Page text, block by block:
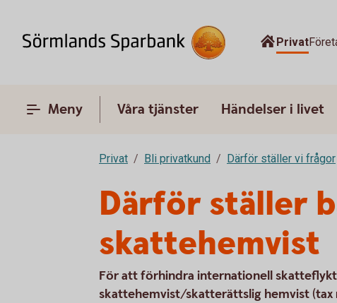
Privat
Meny Våra tjänster Händelser i livet
Privat Bli privatkund Därför ställer vi frågor
Därför ställer
skattehemvist
För att förhindra internationell
skattehemvist/skatterättslig hemvist (tax